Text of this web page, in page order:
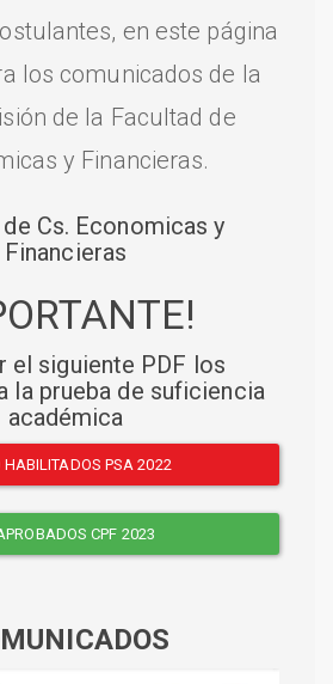
en este página
los comunicados de la
de la Facultad de
y Financieras.
Cs. Economicas y
Financieras
el siguiente PDF los
la prueba de suficiencia
académica
HABILITADOS PSA 2022
CPF 2023